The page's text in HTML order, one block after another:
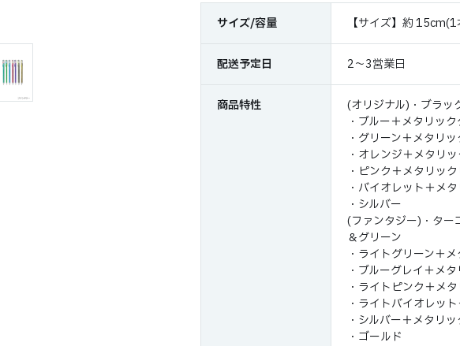
サイズ/容量 【サイズ】約 15cm(1
配送予定日 2～3営業日
商品特性
(オリジナル)・ブラッ
・ブルー＋メタリッ
・グリーン＋メタリ
・オレンジ＋メタリ
・ピンク＋メタリッ
・バイオレット＋メ
・シルバー
(ファンタジー)・ター
＆グリーン
・ライトグリーン＋
・ブルーグレイ＋メ
・ライトピンク＋メ
・ライトバイオレッ
・シルバー＋メタリ
・ゴールド